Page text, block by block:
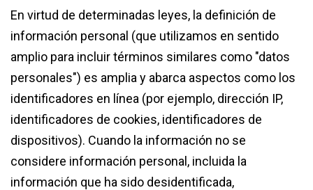
En virtud de determinadas leyes, la definición de
información personal (que utilizamos en sentido
amplio para incluir términos similares como "datos
personales") es amplia y abarca aspectos como los
identificadores en línea (por ejemplo, dirección IP,
identificadores de cookies, identificadores de
dispositivos). Cuando la información no se
considere información personal, incluida la
información que ha sido desidentificada,